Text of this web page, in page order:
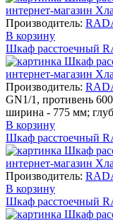
Производитель:
В корзину
Шкаф расстоечный
Производитель:
GN1/1, противень
ширина - 775 мм;
В корзину
Шкаф расстоечный
Производитель:
В корзину
Шкаф расстоечный